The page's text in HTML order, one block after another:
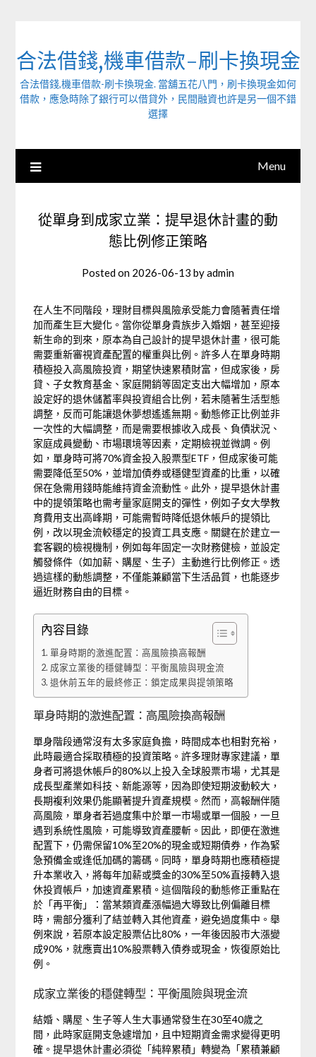
合法借錢,機車借款-刷卡換現金
合法借錢,機車借款-刷卡換現金. 當舖五花八門，刷卡換現金如何
借款，應急時除了銀行可以借貸外，民間融資也許是另一個不錯
選擇
Menu
從單身到成家立業：提早退休計畫的動
態比例修正策略
Posted on 2026-06-13 byadmin
在人生不同階段，理財目標與風險承受能力會隨著責任增
加而產生巨大變化。當你從單身貴族步入婚姻，甚至迎接
新生命的到來，原本為自己設計的提早退休計畫，很可能
需要重新審視資產配置的權重與比例。許多人在單身時期
積極投入高風險投資，期望快速累積財富，但成家後，房
貸、子女教育基金、家庭開銷等固定支出大幅增加，原本
設定好的退休儲蓄率與投資組合比例，若未隨著生活型態
調整，反而可能讓退休夢想遙遙無期。動態修正比例並非
一次性的大幅調整，而是需要根據收入成長、負債狀況、
家庭成員變動、市場環境等因素，定期檢視並微調。例
如，單身時可將70%資金投入股票型ETF，但成家後可能
需要降低至50%，並增加債券或穩健型資產的比重，以確
保在急需用錢時能維持資金流動性。此外，提早退休計畫
中的提領策略也需考量家庭開支的彈性，例如子女大學教
育費用支出高峰期，可能需暫時降低退休帳戶的提領比
例，改以現金流較穩定的投資工具支應。關鍵在於建立一
套客觀的檢視機制，例如每年固定一次財務健檢，並設定
觸發條件（如加薪、購屋、生子）主動進行比例修正。透
過這樣的動態調整，不僅能兼顧當下生活品質，也能逐步
逼近財務自由的目標。
內容目錄
單身時期的激進配置：高風險換高報酬
成家立業後的穩健轉型：平衡風險與現金流
退休前五年的最終修正：鎖定成果與提領策略
單身時期的激進配置：高風險換高報酬
單身階段通常沒有太多家庭負擔，時間成本也相對充裕，
此時最適合採取積極的投資策略。許多理財專家建議，單
身者可將退休帳戶的80%以上投入全球股票市場，尤其是
成長型產業如科技、新能源等，因為即使短期波動較大，
長期複利效果仍能顯著提升資產規模。然而，高報酬伴隨
高風險，單身者若過度集中於單一市場或單一個股，一旦
遇到系統性風險，可能導致資產腰斬。因此，即便在激進
配置下，仍需保留10%至20%的現金或短期債券，作為緊
急預備金或逢低加碼的籌碼。同時，單身時期也應積極提
升本業收入，將每年加薪或獎金的30%至50%直接轉入退
休投資帳戶，加速資產累積。這個階段的動態修正重點在
於「再平衡」：當某類資產漲幅過大導致比例偏離目標
時，需部分獲利了結並轉入其他資產，避免過度集中。舉
例來說，若原本設定股票佔比80%，一年後因股市大漲變
成90%，就應賣出10%股票轉入債券或現金，恢復原始比
例。
成家立業後的穩健轉型：平衡風險與現金流
結婚、購屋、生子等人生大事通常發生在30至40歲之
間，此時家庭開支急遽增加，且中短期資金需求變得更明
確。提早退休計畫必須從「純粹累積」轉變為「累積兼顧